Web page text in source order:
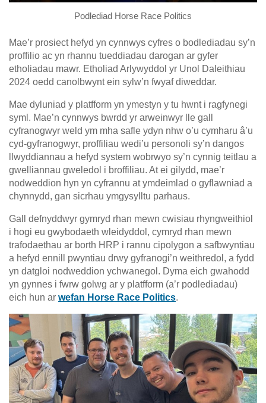
Podlediad Horse Race Politics
Mae’r prosiect hefyd yn cynnwys cyfres o bodlediadau sy’n
proffilio ac yn rhannu tueddiadau darogan ar gyfer
etholiadau mawr. Etholiad Arlywyddol yr Unol Daleithiau
2024 oedd canolbwynt ein sylw’n fwyaf diweddar.
Mae dyluniad y platfform yn ymestyn y tu hwnt i ragfynegi
syml. Mae’n cynnwys bwrdd yr arweinwyr lle gall
cyfranogwyr weld ym mha safle ydyn nhw o’u cymharu â’u
cyd-gyfranogwyr, proffiliau wedi’u personoli sy’n dangos
llwyddiannau a hefyd system wobrwyo sy’n cynnig teitlau a
gwelliannau gweledol i broffiliau. At ei gilydd, mae’r
nodweddion hyn yn cyfrannu at ymdeimlad o gyflawniad a
chynnydd, gan sicrhau ymgysylltu parhaus.
Gall defnyddwyr gymryd rhan mewn cwisiau rhyngweithiol
i hogi eu gwybodaeth wleidyddol, cymryd rhan mewn
trafodaethau ar borth HRP i rannu cipolygon a safbwyntiau
a hefyd ennill pwyntiau drwy gyfranogi’n weithredol, a fydd
yn datgloi nodweddion ychwanegol. Dyma eich gwahodd
yn gynnes i fwrw golwg ar y platfform (a’r podlediadau)
eich hun ar wefan Horse Race Politics.